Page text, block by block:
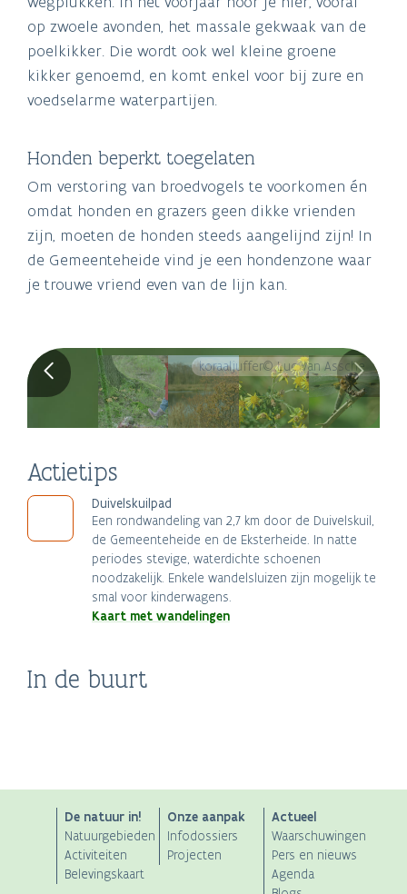
op zwoele avonden, het massale gekwaak van de
poelkikker. Die wordt ook wel kleine groene
kikker genoemd, en komt enkel voor bij zure en
voedselarme waterpartijen.
Honden beperkt toegelaten
Om verstoring van broedvogels te voorkomen én
omdat honden en grazers geen dikke vrienden
zijn, moeten de honden steeds aangelijnd zijn! In
de Gemeenteheide vind je een hondenzone waar
je trouwe vriend even van de lijn kan.
koraaljuffer© Luc Van Assche
Actietips
Duivelskuilpad
Een rondwandeling van 2,7 km door de Duivelskuil,
de Gemeenteheide en de Eksterheide. In natte
periodes stevige, waterdichte schoenen
noodzakelijk. Enkele wandelsluizen zijn mogelijk te
smal voor kinderwagens.
Kaart met wandelingen
In de buurt
Begijnhof Turnhout
Recreatiedomein De
ANB
Main
De natuur in!
Natuurgebieden
Activiteiten
Belevingskaart
Onze aanpak
Infodossiers
Projecten
Actueel
Waarschuwingen
Pers en nieuws
Agenda